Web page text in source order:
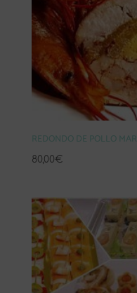
REDONDO DE POLLO
80,00€